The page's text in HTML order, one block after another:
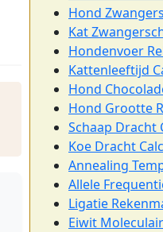
Hond
Kat
Hondenvoer
Kattenleeftijd
Hond
Hond Grootte
Schaap Dracht
Koe Dracht
Annealing
Allele
Ligatie
Eiwit